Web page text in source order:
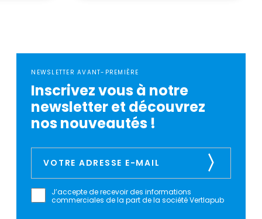
NEWSLETTER AVANT-PREMIÈRE
Inscrivez vous à notre
newsletter et découvrez
nos nouveautés !
J’accepte de recevoir des informations
commerciales de la part de la société Vertlapub